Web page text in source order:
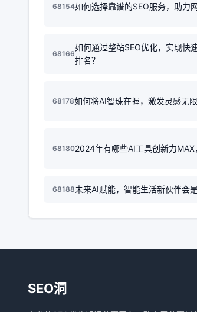
68154如何选择靠谱的SEO服务，助力
68166
如何通过整站SEO优化，实现快
排名？
68178如何将AI智珠在握，激发灵感无
681802024年有哪些AI工具创新力MAX
68188未来AI赋能，智能生活新伙伴会
SEO洞